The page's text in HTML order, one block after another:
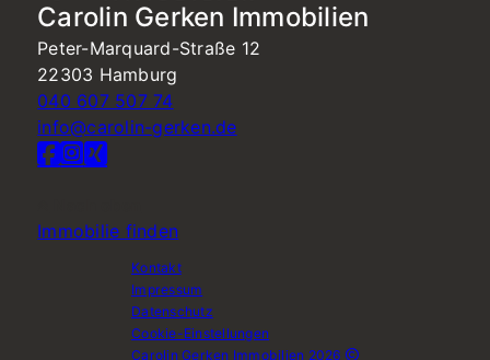
Carolin Gerken Immobilien
Peter-Marquard-Straße 12
22303 Hamburg
040 607 507 74
info@carolin-gerken.de
Immobilie finden
Kontakt
Impressum
Datenschutz
Cookie-Einstellungen
Carolin Gerken Immobilien 2026